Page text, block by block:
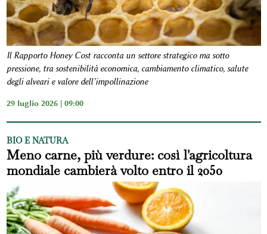
Il Rapporto Honey Cost racconta un settore strategico ma sotto
pressione, tra sostenibilità economica, cambiamento climatico, salute
degli alveari e valore dell’impollinazione
29 luglio 2026 | 09:00
BIO E NATURA
Meno carne, più verdure: così l'agricoltura
mondiale cambierà volto entro il 2050